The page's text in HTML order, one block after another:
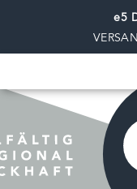
e5